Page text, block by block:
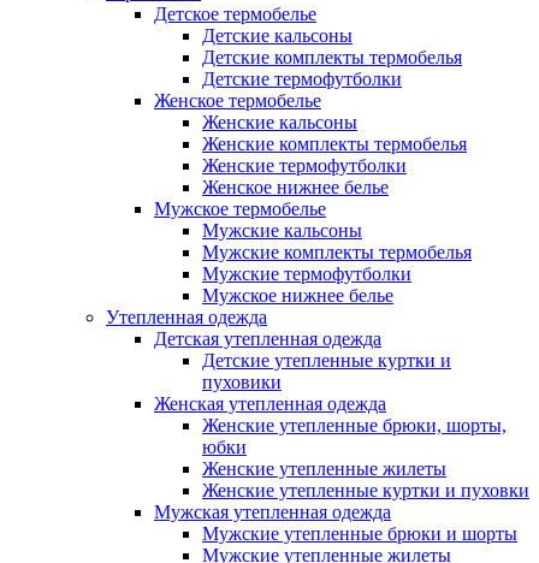
Детское термобелье
Детские кальсоны
Детские комплекты термобелья
Детские термофутболки
Женское термобелье
Женские кальсоны
Женские комплекты термобелья
Женские термофутболки
Женское нижнее белье
Мужское термобелье
Мужские кальсоны
Мужские комплекты термобелья
Мужские термофутболки
Мужское нижнее белье
Утепленная одежда
Детская утепленная одежда
Детские утепленные куртки и
пуховики
Женская утепленная одежда
Женские утепленные брюки, шорты,
юбки
Женские утепленные жилеты
Женские утепленные куртки и пуховки
Мужская утепленная одежда
Мужские утепленные брюки и шорты
Мужские утепленные жилеты